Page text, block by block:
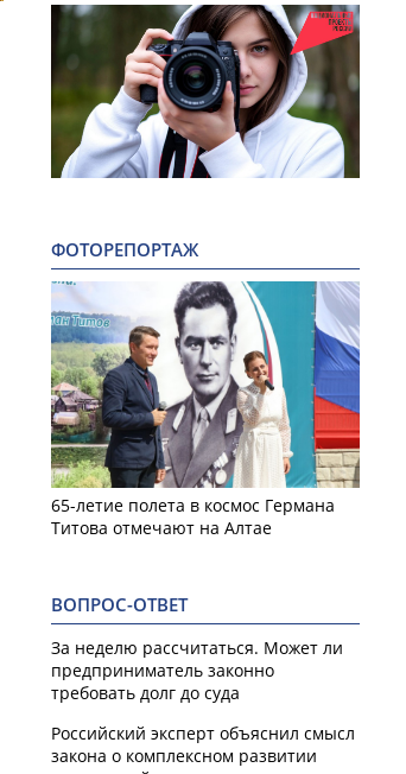
ФОТОРЕПОРТАЖ
65-летие полета в космос Германа
Титова отмечают на Алтае
ВОПРОС-ОТВЕТ
За неделю рассчитаться. Может ли
предприниматель законно
требовать долг до суда
Российский эксперт объяснил смысл
закона о комплексном развитии